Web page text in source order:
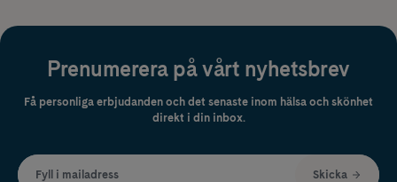
Prenumerera på vårt nyhetsbrev
Få personliga erbjudanden och det senaste inom hälsa och skönhet
direkt i din inbox.
Fyll i mailadress Skicka